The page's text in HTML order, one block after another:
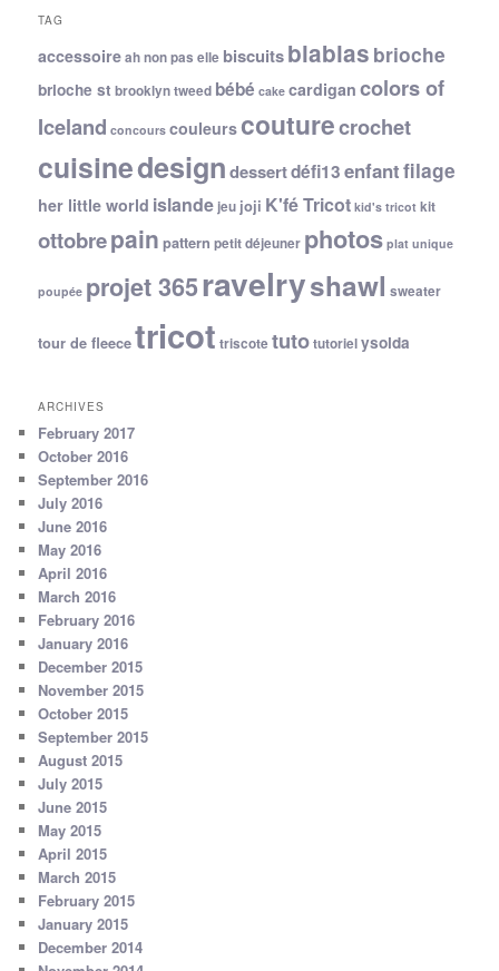
TAG
accessoireah non pas elle biscuitsblablas brioche
brioche st brooklyn tweed bébé cake cardigan colors of
Iceland concours couleurscouturecrochet
cuisinedesigndessertdéfi13enfantfilage
her little world islandejeu joji K'fé Tricot kid's tricot kit
ottobrepain pattern petit déjeuner photos plat unique
poupée projet 365ravelryshawl sweater
tour de fleecetricot triscote tutotutorielysolda
ARCHIVES
February 2017
October 2016
September 2016
July 2016
June 2016
May 2016
April 2016
March 2016
February 2016
January 2016
December 2015
November 2015
October 2015
September 2015
August 2015
July 2015
June 2015
May 2015
April 2015
March 2015
February 2015
January 2015
December 2014